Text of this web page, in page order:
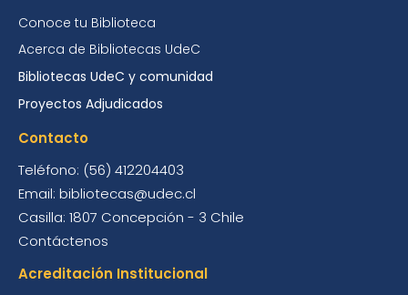
Conoce tu Biblioteca
Acerca de Bibliotecas UdeC
Bibliotecas UdeC y comunidad
Proyectos Adjudicados
Contacto
Teléfono: (56) 412204403
Email: bibliotecas@udec.cl
Casilla: 1807 Concepción - 3 Chile
Contáctenos
Acreditación Institucional